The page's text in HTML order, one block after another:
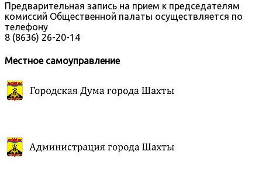
Предварительная запись на прием к председателям
комиссий Общественной палаты осуществляется по
телефону
8 (8636) 26-20-14
Местное самоуправление